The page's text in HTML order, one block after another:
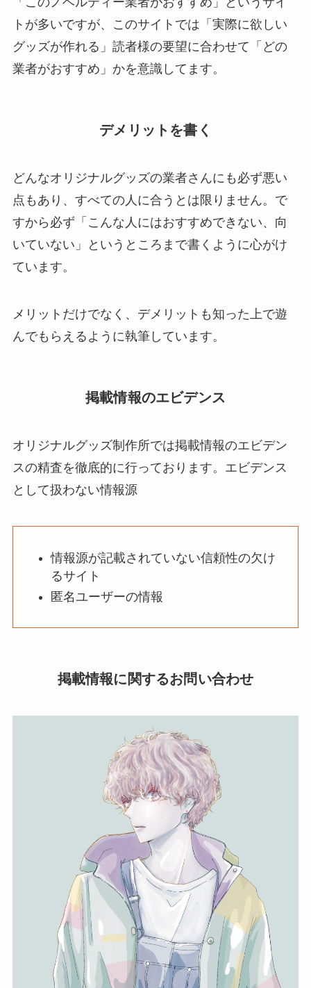
トが多いですが、このサイトでは「実際に欲しい
グッズが作れる」読者様の要望に合わせて「どの
業者がおすすめ」かを意識してます。
デメリットを書く
どんなオリジナルグッズの業者さんにも必ず悪い
点もあり、すべての人に合うとは限りません。で
すから必ず「こんな人にはおすすめできない、向
いていない」というところまで書くように心がけ
ています。
メリットだけでなく、デメリットも知った上で遊
んでもらえるように執筆しています。
掲載情報のエビデンス
オリジナルグッズ制作所では掲載情報のエビデン
スの精査を徹底的に行っております。エビデンス
として扱わない情報源
情報源が記載されていない信頼性の欠け
るサイト
匿名ユーザーの情報
掲載情報に関するお問い合わせ